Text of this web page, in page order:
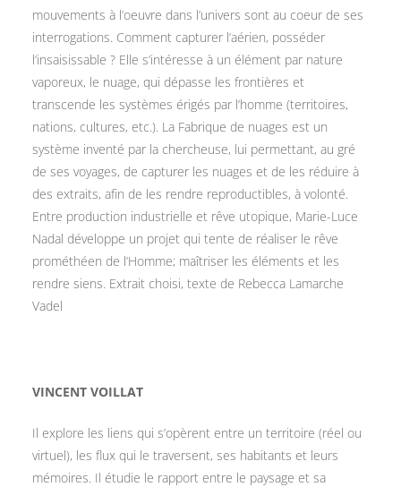
mouvements à l’oeuvre dans l’univers sont au coeur de ses
interrogations. Comment capturer l’aérien, posséder
l’insaisissable ? Elle s’intéresse à un élément par nature
vaporeux, le nuage, qui dépasse les frontières et
transcende les systèmes érigés par l’homme (territoires,
nations, cultures, etc.). La Fabrique de nuages est un
système inventé par la chercheuse, lui permettant, au gré
de ses voyages, de capturer les nuages et de les réduire à
des extraits, afin de les rendre reproductibles, à volonté.
Entre production industrielle et rêve utopique, Marie-Luce
Nadal développe un projet qui tente de réaliser le rêve
prométhéen de l’Homme; maîtriser les éléments et les
rendre siens. Extrait choisi, texte de Rebecca Lamarche
Vadel
VINCENT VOILLAT
Il explore les liens qui s’opèrent entre un territoire (réel ou
virtuel), les flux qui le traversent, ses habitants et leurs
mémoires. Il étudie le rapport entre le paysage et sa